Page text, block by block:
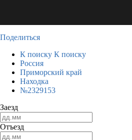
Поделиться
К поиску К поиску
Россия
Приморский край
Находка
№2329153
Заезд
Отъезд